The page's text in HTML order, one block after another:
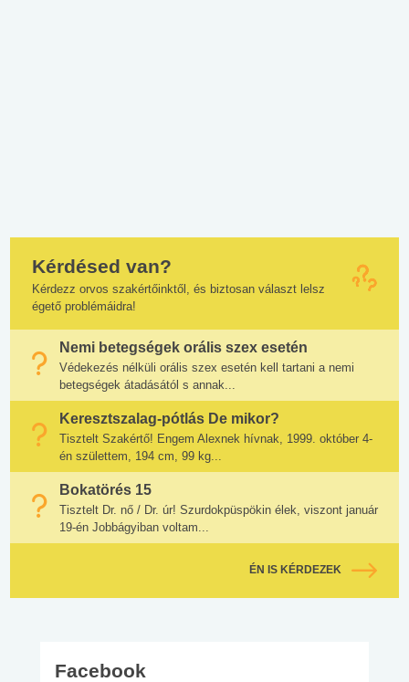
Kérdésed van?
Kérdezz orvos szakértőinktől, és biztosan választ lelsz
égető problémáidra!
Nemi betegségek orális szex esetén
Védekezés nélküli orális szex esetén kell tartani a nemi
betegségek átadásától s annak...
Keresztszalag-pótlás De mikor?
Tisztelt Szakértő! Engem Alexnek hívnak, 1999. október 4-
én születtem, 194 cm, 99 kg...
Bokatörés 15
Tisztelt Dr. nő / Dr. úr! Szurdokpüspökin élek, viszont január
19-én Jobbágyiban voltam...
ÉN IS KÉRDEZEK
Facebook